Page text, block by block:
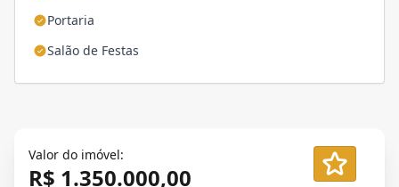
Portaria
Salão de Festas
Valor do imóvel:
R$ 1.350.000,00